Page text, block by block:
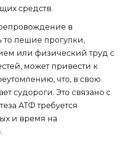
средств.
в
пешие прогулки,
или физический труд с
может привести к
что, в свою
судороги. Это связано с
АТФ требуется
и время на